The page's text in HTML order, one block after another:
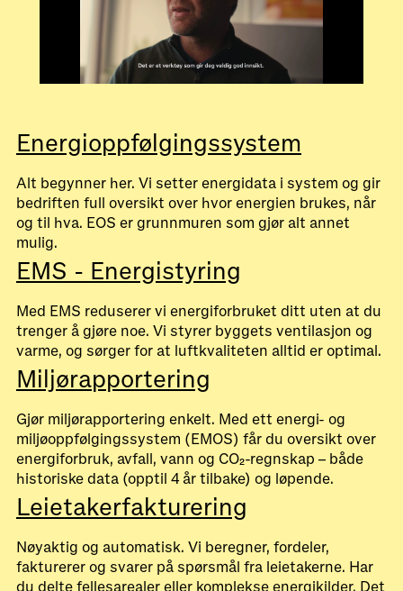
Energioppfølgingssystem
Alt begynner her. Vi setter energidata i system og gir
bedriften full oversikt over hvor energien brukes, når
og til hva. EOS er grunnmuren som gjør alt annet
mulig.
EMS - Energistyring
Med EMS reduserer vi energiforbruket ditt uten at du
trenger å gjøre noe. Vi styrer byggets ventilasjon og
varme, og sørger for at luftkvaliteten alltid er optimal.
Miljørapportering
Gjør miljørapportering enkelt. Med ett energi- og
miljøoppfølgingssystem (EMOS) får du oversikt over
energiforbruk, avfall, vann og CO₂-regnskap – både
historiske data (opptil 4 år tilbake) og løpende.
Leietakerfakturering
Nøyaktig og automatisk. Vi beregner, fordeler,
fakturerer og svarer på spørsmål fra leietakerne. Har